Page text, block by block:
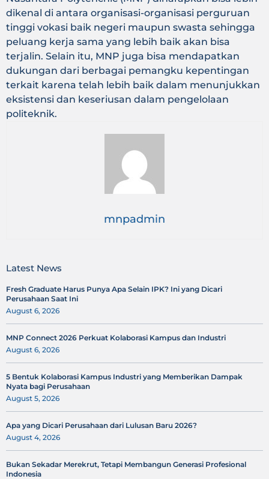
dikenal di antara organisasi-organisasi perguruan
tinggi vokasi baik negeri maupun swasta sehingga
peluang kerja sama yang lebih baik akan bisa
terjalin. Selain itu, MNP juga bisa mendapatkan
dukungan dari berbagai pemangku kepentingan
terkait karena telah lebih baik dalam menunjukkan
eksistensi dan keseriusan dalam pengelolaan
politeknik.
mnpadmin
Latest News
Fresh Graduate Harus Punya Apa Selain IPK? Ini yang Dicari
Perusahaan Saat Ini
August 6, 2026
MNP Connect 2026 Perkuat Kolaborasi Kampus dan Industri
August 6, 2026
5 Bentuk Kolaborasi Kampus Industri yang Memberikan Dampak
Nyata bagi Perusahaan
August 5, 2026
Apa yang Dicari Perusahaan dari Lulusan Baru 2026?
August 4, 2026
Bukan Sekadar Merekrut, Tetapi Membangun Generasi Profesional
Indonesia